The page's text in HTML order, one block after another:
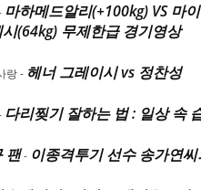
마하메드알리(+100kg) VS 마
(64kg) 무제한급 경기영상
랑- 헤너 그레이시 vs 정찬성
다리찢기 잘하는 법 : 일상 속
팬- 이종격투기 선수 송가연